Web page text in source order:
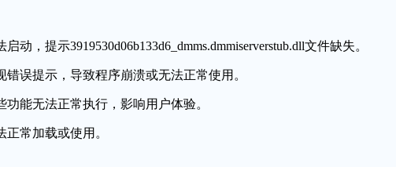
动，提示3919530d06b133d6_dmms.dmmiserverstub.dll文件缺失。
错误提示，导致程序崩溃或无法正常使用。
能无法正常执行，影响用户体验。
常加载或使用。